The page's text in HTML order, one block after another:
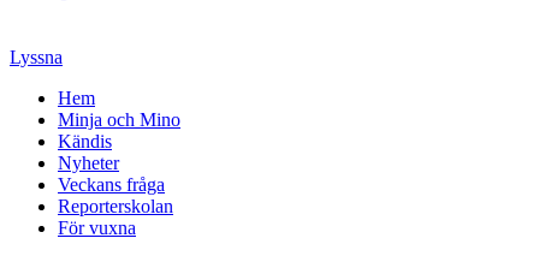
Lyssna
Hem
Minja och Mino
Kändis
Nyheter
Veckans fråga
Reporterskolan
För vuxna